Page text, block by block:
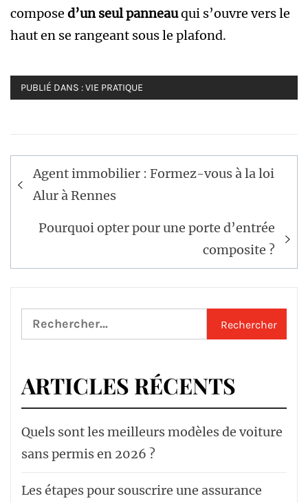
compose d’un seul panneauqui s’ouvre vers le
haut en se rangeant sous le plafond.
PUBLIÉ DANS :VIE PRATIQUE
Navigation
de
Agent immobilier : Formez-vous à la loi
Alur à Rennes
Pourquoi opter pour une porte d’entrée
composite ?
Rechercher :
ARTICLES RÉCENTS
Quels sont les meilleurs modèles de voiture
sans permis en 2026 ?
Les étapes pour souscrire une assurance